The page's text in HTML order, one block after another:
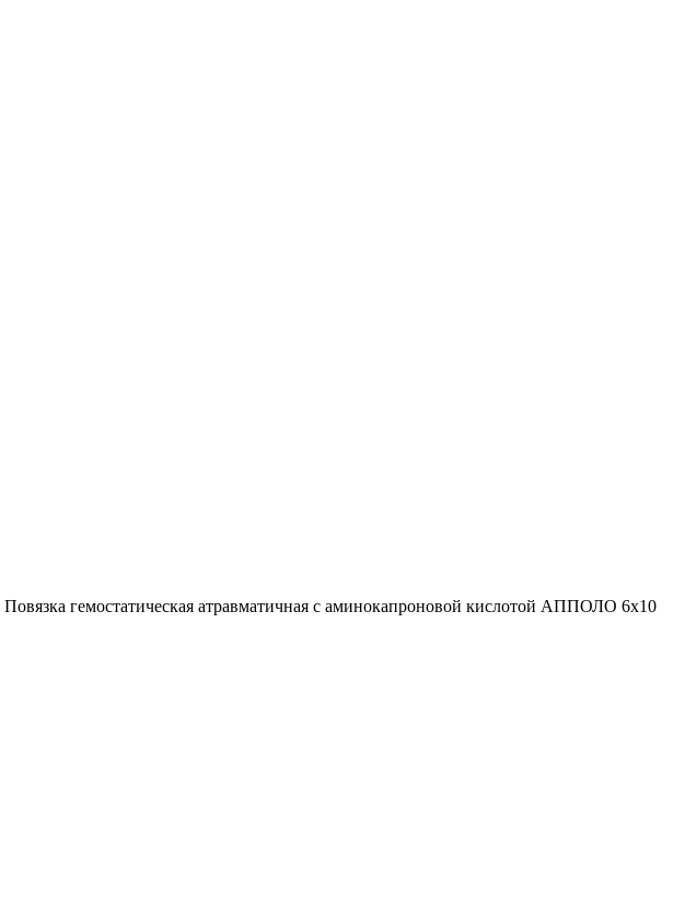
Повязка гемостатическая атравматичная с аминокапроновой кислотой АППОЛО 6х10